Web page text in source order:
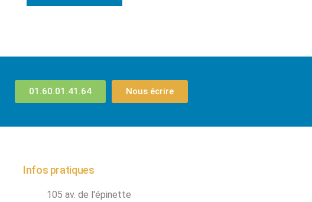
01.60.01.41.64 Nous écrire
Infos pratiques
105 av. de l'épinette